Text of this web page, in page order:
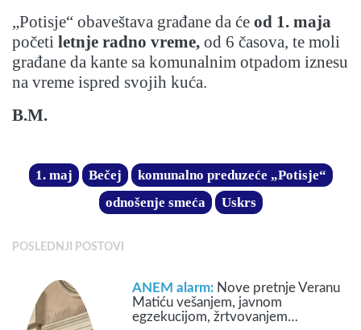
„Potisje“ obaveštava građane da će od 1. maja
početi letnje radno vreme, od 6 časova, te moli
građane da kante sa komunalnim otpadom iznesu
na vreme ispred svojih kuća.
B.M.
1. maj Bečej
komunalno preduzeće „Potisje“
odnošenje smeća
Uskrs
POSLEDNJI POSTOVI
ANEM alarm: Nove pretnje Veranu
Matiću vešanjem, javnom
egzekucijom, žrtvovanjem…